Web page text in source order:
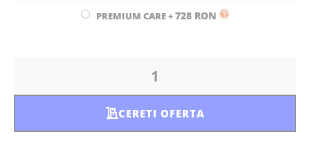
PREMIUM CARE+728 RON
CERETI OFERTA